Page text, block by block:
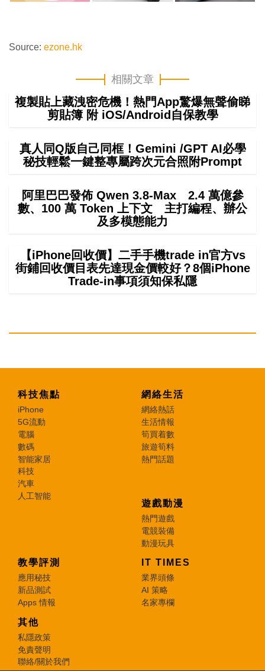
Source: ezone.hk
相關文章
複製貼上藏洩密危機！熱門App驚爆無聲偷睇
剪貼簿 附 iOS/Android自保教學
真人同Q版自己同框！Gemini /GPT AI必學
秘技輕鬆一鍵整專屬跨次元合照附Prompt
阿里巴巴發佈 Qwen 3.8-Max 2.4 萬億參
數、100 萬 Token 上下文 主打編程、辦公
及多模態能力
【iPhone回收價】二手手機trade in官方vs
街鋪回收價目表先達現金價較好？8個iPhone
Trade-in事項須知保私隱
科技焦點
iPhone
5G流動
電腦
數碼
智能家居
科技
汽車
人工智能
網絡生活
網絡熱話
生活情報
筍買着數
旅遊筍料
熱門話題
遊戲動漫
熱門遊戲
電競裝備
動漫玩具
教學評測
應用秘技
新品測試
Apps 情報
IT TIMES
業界頭條
AI 策略
名家專欄
其他
私隱政策
免責聲明
聯絡/關於我們